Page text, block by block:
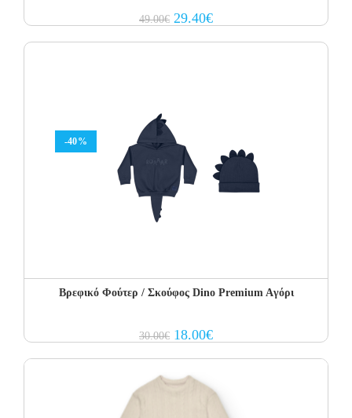
49.00€ Original
price
29.40€Current
price
-40%
Βρεφικό Φούτερ / Σκούφος Dino Premium Aγόρι
30.00€ Original
price
18.00€Current
price